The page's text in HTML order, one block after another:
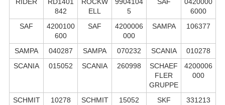
842
ELL
5
6000
SAF
4200100
600
SAF
4200006
000
SAMPA 106377
SAMPA 040287 SAMPA 070232 SCANIA
010278
SCANIA
015052 SCANIA 260998
SCHAEF
FLER
GRUPPE
4200006
000
SCHMIT
10278
SCHMIT
15052 SKF 331213